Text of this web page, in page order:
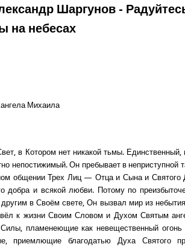
Шаргунов -
на небесах
Михаила
в Котором нет никакой тьмы.
непостижимый. Он пребывает в неприступной
общении Трех Лиц — Отца и Сына и Святого
добра и всякой любви. Потому по
другим в Своём свете, Он вызвал мир из
к жизни Своим Словом и Духом Святым
пламенеющие как невещественный
приемлющие благодатью Духа Святого